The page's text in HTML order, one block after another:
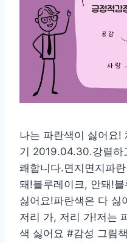
나는 파란색이 싫어요!
기 2019.04.30.강렬하
쾌합니다.면지면지파
돼!블루레이크, 안돼!
싫어요!파란색은 다 싫
저리 가, 저리 가!저는
색 싫어요 #감성 그림